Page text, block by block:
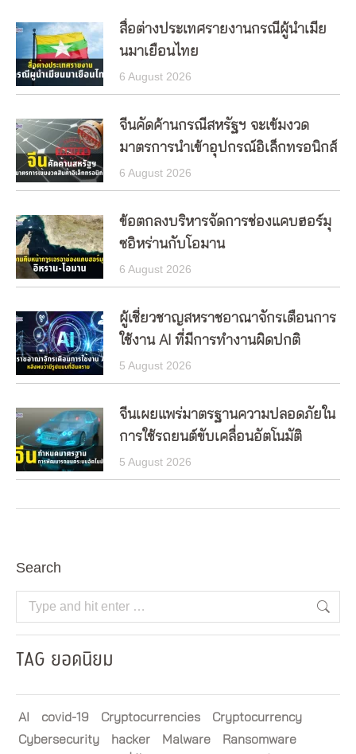
สื่อต่างประเทศรายงานกรณีผู้นำเมีย
นมาเยือนไทย
6 August 2026
จีนคัดค้านกรณีสหรัฐฯ จะเข้มงวด
มาตรการนำเข้าอุปกรณ์อิเล็กทรอนิกส์
6 August 2026
ข้อตกลงบริหารจัดการช่องแคบฮอร์มุ
ซอิหร่านกับโอมาน
6 August 2026
ผู้เชี่ยวชาญสหราชอาณาจักรเตือนการ
ใช้งาน AI ที่มีการทำงานผิดปกติ
5 August 2026
จีนเผยแพร่มาตรฐานความปลอดภัยใน
การใช้รถยนต์ขับเคลื่อนอัตโนมัติ
5 August 2026
Search
Search:
TAG ยอดนิยม
AI covid-19 Cryptocurrencies
Cryptocurrency
Cybersecurity
hacker Malware
Ransomware